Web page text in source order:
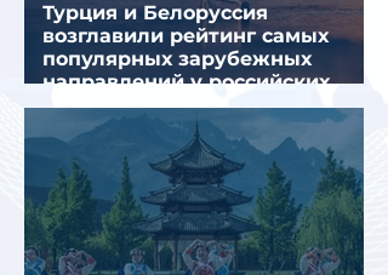
Турция и Белоруссия
возглавили рейтинг самых
популярных зарубежных
направлений у российских
туристов летом